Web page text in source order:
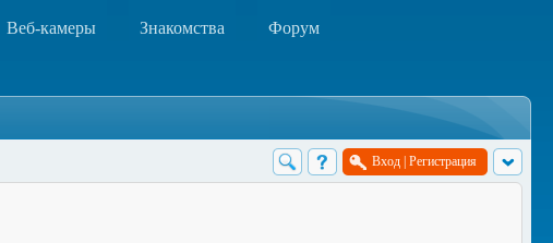
Веб-камеры Знакомства Форум
Вход Регистрация